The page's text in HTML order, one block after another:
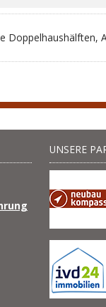
Doppelhaushälften,
UNSERE